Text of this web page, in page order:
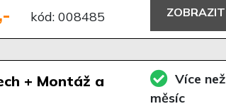
kód: 008485 ZOBRAZIT
+ Montáž a
Více než
měsíc